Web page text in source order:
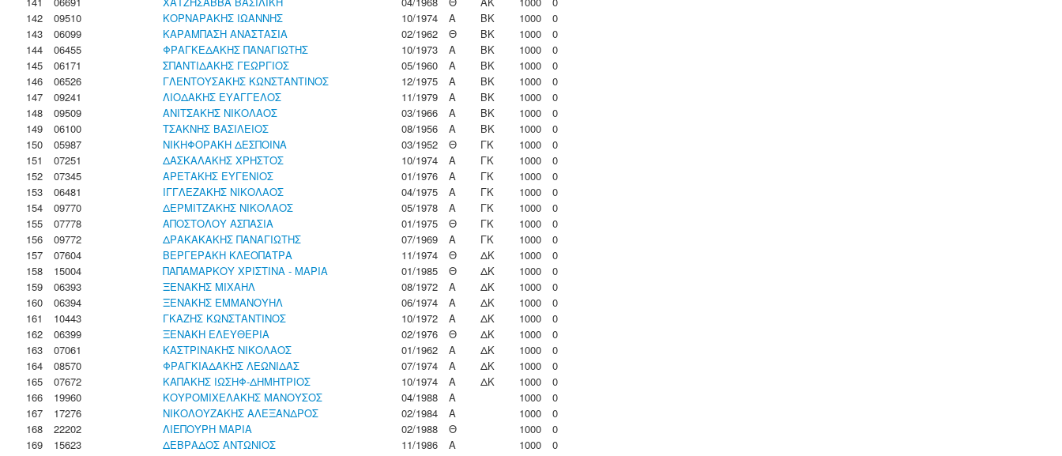
142
09510 ΚΟΡΝΑΡΑΚΗΣ ΙΩΑΝΝΗΣ 10/1974 Α ΒΚ 1000
0
143
06099 ΚΑΡΑΜΠΑΣΗ ΑΝΑΣΤΑΣΙΑ 02/1962 Θ ΒΚ 1000
0
144
06455 ΦΡΑΓΚΕΔΑΚΗΣ ΠΑΝΑΓΙΩΤΗΣ 10/1973 Α ΒΚ 1000
0
145
06171 ΣΠΑΝΤΙΔΑΚΗΣ ΓΕΩΡΓΙΟΣ 05/1960 Α ΒΚ 1000
0
146
06526 ΓΛΕΝΤΟΥΣΑΚΗΣ ΚΩΝΣΤΑΝΤΙΝΟΣ 12/1975 Α ΒΚ 1000
0
147
09241 ΛΙΟΔΑΚΗΣ ΕΥΑΓΓΕΛΟΣ 11/1979 Α ΒΚ 1000
0
148
09509 ΑΝΙΤΣΑΚΗΣ ΝΙΚΟΛΑΟΣ 03/1966 Α ΒΚ 1000
0
149
06100 ΤΣΑΚΝΗΣ ΒΑΣΙΛΕΙΟΣ 08/1956 Α ΒΚ 1000
0
150
05987 ΝΙΚΗΦΟΡΑΚΗ ΔΕΣΠΟΙΝΑ 03/1952 Θ ΓΚ 1000
0
151
07251 ΔΑΣΚΑΛΑΚΗΣ ΧΡΗΣΤΟΣ 10/1974 Α ΓΚ 1000
0
152
07345 ΑΡΕΤΑΚΗΣ ΕΥΓΕΝΙΟΣ 01/1976 Α ΓΚ 1000
0
153
06481 ΙΓΓΛΕΖΑΚΗΣ ΝΙΚΟΛΑΟΣ 04/1975 Α ΓΚ 1000
0
154
09770 ΔΕΡΜΙΤΖΑΚΗΣ ΝΙΚΟΛΑΟΣ 05/1978 Α ΓΚ 1000
0
155
07778 ΑΠΟΣΤΟΛΟΥ ΑΣΠΑΣΙΑ 01/1975 Θ ΓΚ 1000
0
156
09772 ΔΡΑΚΑΚΑΚΗΣ ΠΑΝΑΓΙΩΤΗΣ 07/1969 Α ΓΚ 1000
0
157
07604 ΒΕΡΓΕΡΑΚΗ ΚΛΕΟΠΑΤΡΑ 11/1974 Θ ΔΚ 1000
0
158
15004 ΠΑΠΑΜΑΡΚΟΥ ΧΡΙΣΤΙΝΑ - ΜΑΡΙΑ 01/1985 Θ ΔΚ 1000
0
159
06393 ΞΕΝΑΚΗΣ ΜΙΧΑΗΛ 08/1972 Α ΔΚ 1000
0
160
06394 ΞΕΝΑΚΗΣ ΕΜΜΑΝΟΥΗΛ 06/1974 Α ΔΚ 1000
0
161
10443 ΓΚΑΖΗΣ ΚΩΝΣΤΑΝΤΙΝΟΣ 10/1972 Α ΔΚ 1000
0
162
06399 ΞΕΝΑΚΗ ΕΛΕΥΘΕΡΙΑ 02/1976 Θ ΔΚ 1000
0
163
07061 ΚΑΣΤΡΙΝΑΚΗΣ ΝΙΚΟΛΑΟΣ 01/1962 Α ΔΚ 1000
0
164
08570 ΦΡΑΓΚΙΑΔΑΚΗΣ ΛΕΩΝΙΔΑΣ 07/1974 Α ΔΚ 1000
0
165
07672 ΚΑΠΑΚΗΣ ΙΩΣΗΦ-ΔΗΜΗΤΡΙΟΣ 10/1974 Α ΔΚ 1000
0
166
19960 ΚΟΥΡΟΜΙΧΕΛΑΚΗΣ ΜΑΝΟΥΣΟΣ 04/1988 Α 1000
0
167
17276 ΝΙΚΟΛΟΥΖΑΚΗΣ ΑΛΕΞΑΝΔΡΟΣ 02/1984 Α 1000
0
168
22202 ΛΙΕΠΟΥΡΗ ΜΑΡΙΑ 02/1988 Θ 1000
0
169
15623 ΔΕΒΡΑΔΟΣ ΑΝΤΩΝΙΟΣ 11/1986 Α 1000
0